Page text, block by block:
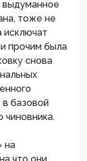
выдуманное
тоже не
исключат
прочим была
снова
базовой
чиновника.
на